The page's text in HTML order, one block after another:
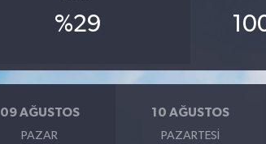
%29
09 AĞUSTOS
PAZAR
10 AĞUSTOS
PAZARTESI